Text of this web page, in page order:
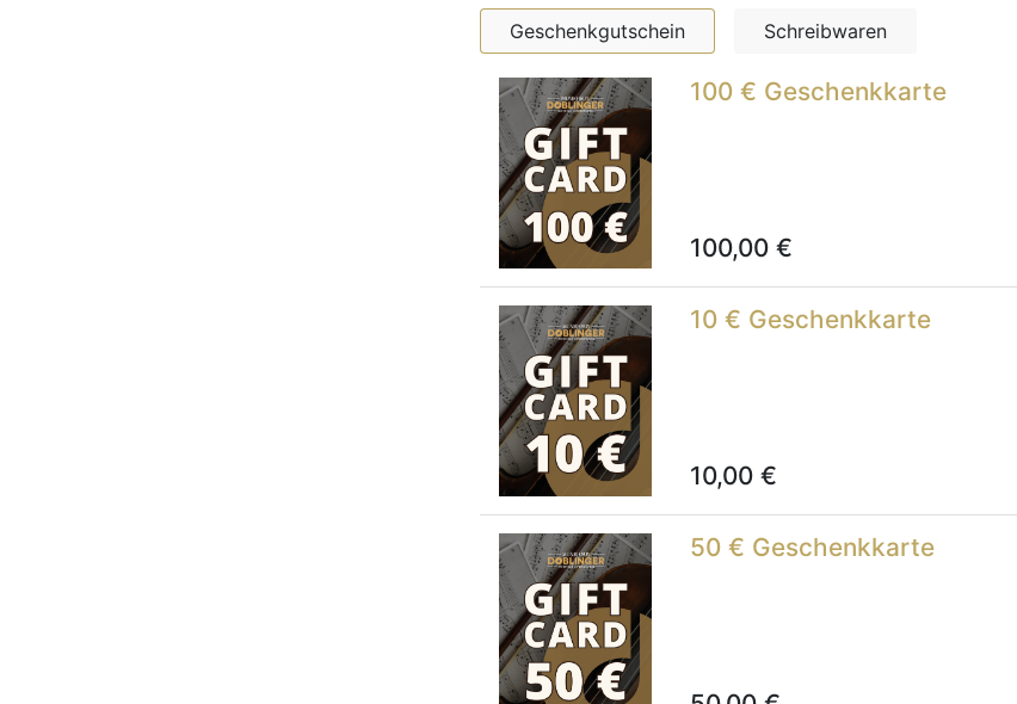
Geschenkgutschein Schreibwaren
100 € Geschenkkarte
100,00 €
10 € Geschenkkarte
10,00 €
50 € Geschenkkarte